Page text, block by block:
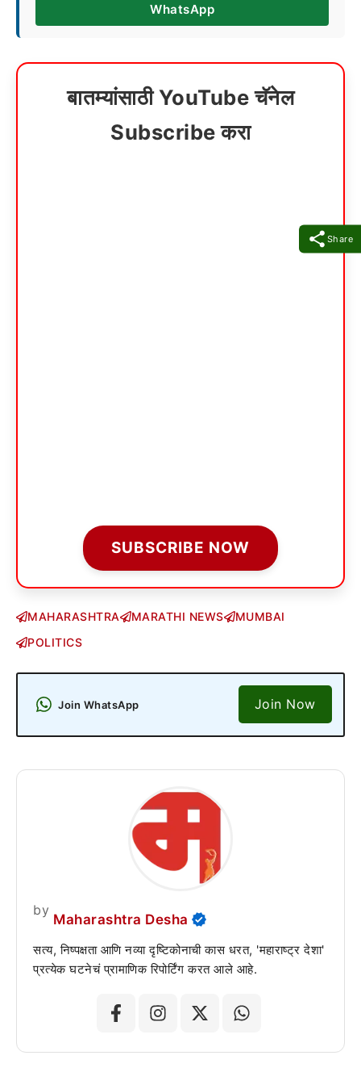
Share
WhatsApp
बातम्यांसाठी YouTube चॅनेल
Subscribe करा
SUBSCRIBE NOW
MAHARASHTRA MARATHI NEWS
MUMBAI
POLITICS
Join WhatsApp Join Now
by
Maharashtra Desha
सत्य, निष्पक्षता आणि नव्या दृष्टिकोनाची कास धरत, 'महाराष्ट्र देशा'
प्रत्येक घटनेचं प्रामाणिक रिपोर्टिंग करत आले आहे.